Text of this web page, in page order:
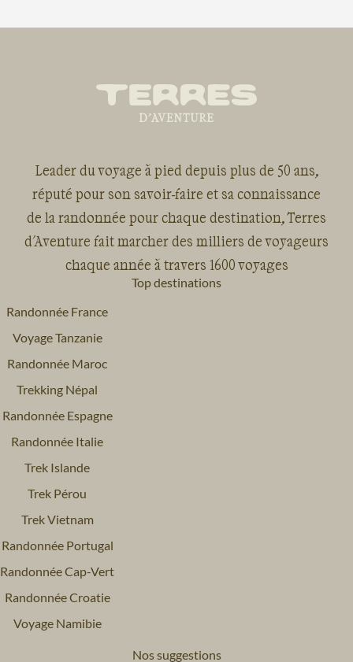
Leader du voyage à pied depuis plus de 50 ans,
réputé pour son savoir-faire et sa connaissance
de la randonnée pour chaque destination, Terres
d'Aventure fait marcher des milliers de voyageurs
chaque année à travers 1600 voyages
Top destinations
Randonnée France
Voyage Tanzanie
Randonnée Maroc
Trekking Népal
Randonnée Espagne
Randonnée Italie
Trek Islande
Trek Pérou
Trek Vietnam
Randonnée Portugal
Randonnée Cap-Vert
Randonnée Croatie
Voyage Namibie
Nos suggestions